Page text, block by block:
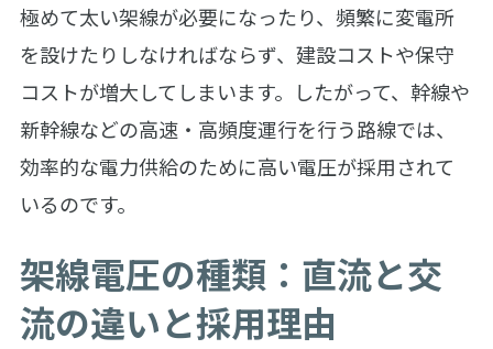
極めて太い架線が必要になったり、頻繁に変電所
を設けたりしなければならず、建設コストや保守
コストが増大してしまいます。したがって、幹線や
新幹線などの高速・高頻度運行を行う路線では、
効率的な電力供給のために高い電圧が採用されて
いるのです。
架線電圧の種類：直流と交
流の違いと採用理由